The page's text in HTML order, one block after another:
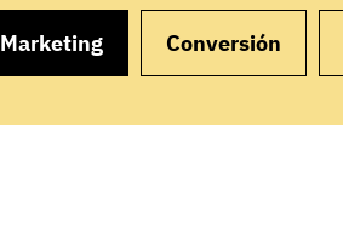
Marketing Conversión